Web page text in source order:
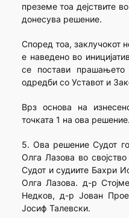
преземе тоа дејствите
донесува решение.
Според тоа, заклучокот
е наведено во
се постави
одредби со Уставот и
Врз основа на
точката 1 на ова решение.
5. Ова решение Судот
Олга Лазова во
Судот и судиите Бахри
Олга Лазова. д-р
Недков, д-р Јован
Јосиф Талевски.